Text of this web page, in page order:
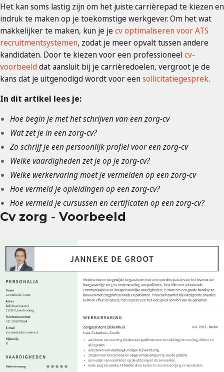
Het kan soms lastig zijn om het juiste carrièrepad te kiezen en
indruk te maken op je toekomstige werkgever. Om het wat
makkelijker te maken, kun je jecv optimaliseren voor ATS
recruitmentsystemen, zodat je meer opvalt tussen andere
kandidaten. Door te kiezen voor een professioneelcv-
voorbeelddat aansluit bij je carrièredoelen, vergroot je de
kans dat je uitgenodigd wordt voor eensollicitatiegesprek.
In dit artikel lees je:
Hoe begin je met het schrijven van een zorg-cv
Wat zet je in een zorg-cv?
Zo schrijf je een persoonlijk profiel voor een zorg-cv
Welke vaardigheden zet je op je zorg-cv?
Welke werkervaring moet je vermelden op een zorg-cv
Hoe vermeld je opleidingen op een zorg-cv?
Hoe vermeld je cursussen en certificaten op een zorg-cv?
Cv zorg - Voorbeeld